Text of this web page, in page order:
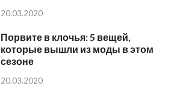
20.03.2020
Порвите в клочья: 5 вещей,
которые вышли из моды в этом
сезоне
20.03.2020